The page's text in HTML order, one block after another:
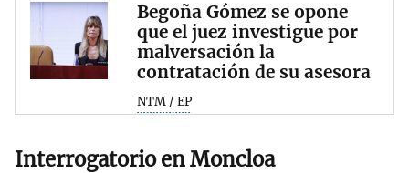
Begoña Gómez se opone
que el juez investigue por
malversación la
contratación de su asesora
NTM / EP
Interrogatorio en Moncloa